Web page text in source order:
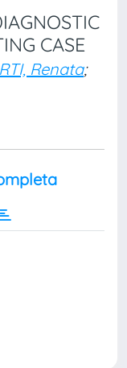
CASE
Renata;